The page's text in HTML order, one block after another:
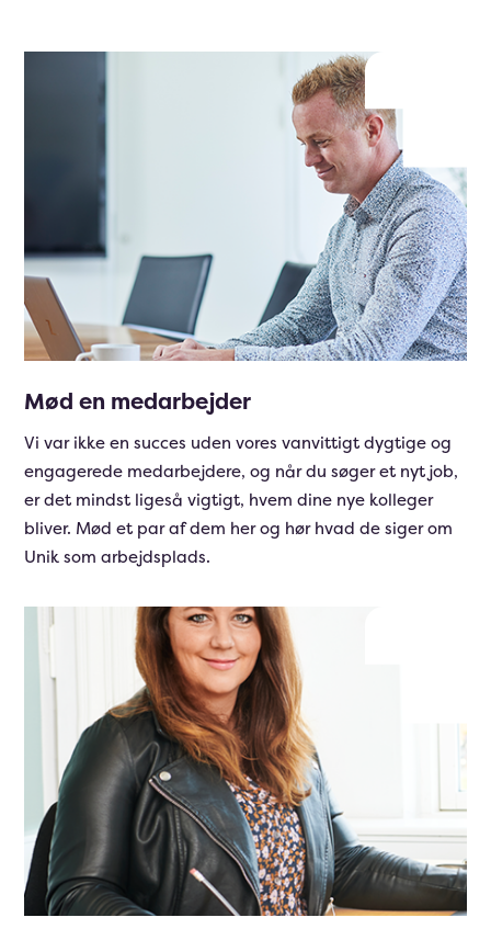
Mød en medarbejder
Vi var ikke en succes uden vores vanvittigt dygtige og
engagerede medarbejdere, og når du søger et nyt job,
er det mindst ligeså vigtigt, hvem dine nye kolleger
bliver. Mød et par af dem her og hør hvad de siger om
Unik som arbejdsplads.